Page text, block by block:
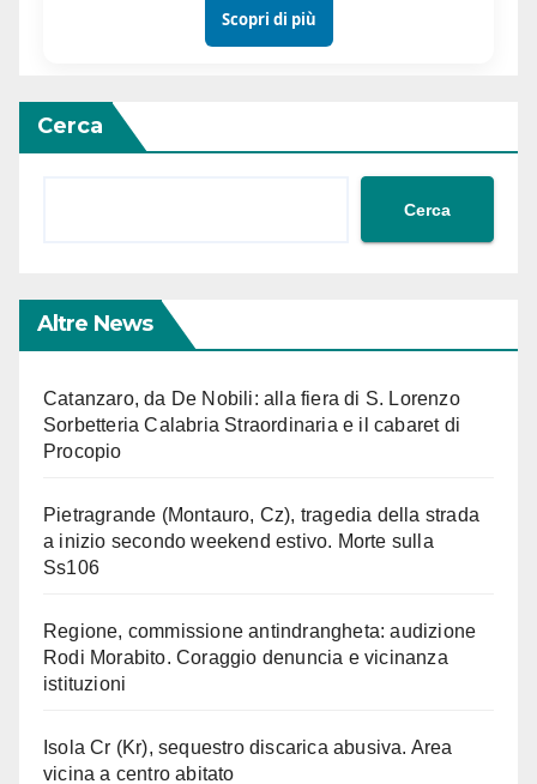
Cerca
Cerca
Altre News
Catanzaro, da De Nobili: alla fiera di S. Lorenzo
Sorbetteria Calabria Straordinaria e il cabaret di
Procopio
Pietragrande (Montauro, Cz), tragedia della strada
a inizio secondo weekend estivo. Morte sulla
Ss106
Regione, commissione antindrangheta: audizione
Rodi Morabito. Coraggio denuncia e vicinanza
istituzioni
Isola Cr (Kr), sequestro discarica abusiva. Area
vicina a centro abitato
Scopri di più